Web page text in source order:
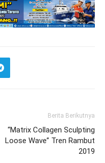
Berita Berikutnya
“Matrix Collagen Sculpting
Loose Wave” Tren Rambut
2019